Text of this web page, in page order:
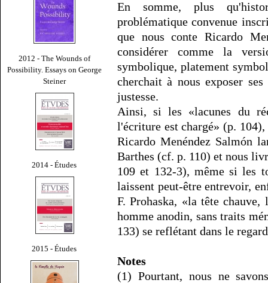
2012 - The Wounds of
Possibility. Essays on George
Steiner
2014 - Études
2015 - Études
En somme, plus
problématique convenue
que nous conte Ricardo
considérer comme la
symbolique, platement
cherchait à nous exposer
justesse.
Ainsi, si les «lacunes du
l'écriture est chargé» (p.
Ricardo Menéndez Salmón
Barthes (cf. p. 110) et nous
109 et 132-3), même si les
laissent peut-être entrevoir,
F. Prohaska, «la tête
homme anodin, sans traits
133) se reflétant dans le
Notes
(1) Pourtant, nous ne